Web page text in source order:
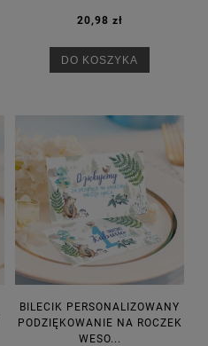
20,98 zł
DO KOSZYKA
BILECIK PERSONALIZOWANY
PODZIĘKOWANIE NA ROCZEK
WESO...